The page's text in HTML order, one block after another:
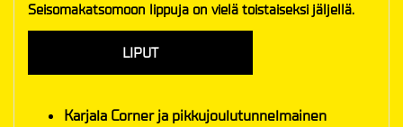
Seisomakatsomoon lippuja on vielä toistaiseksi jäljellä.
LIPUT
Karjala Corner ja pikkujoulutunnelmainen